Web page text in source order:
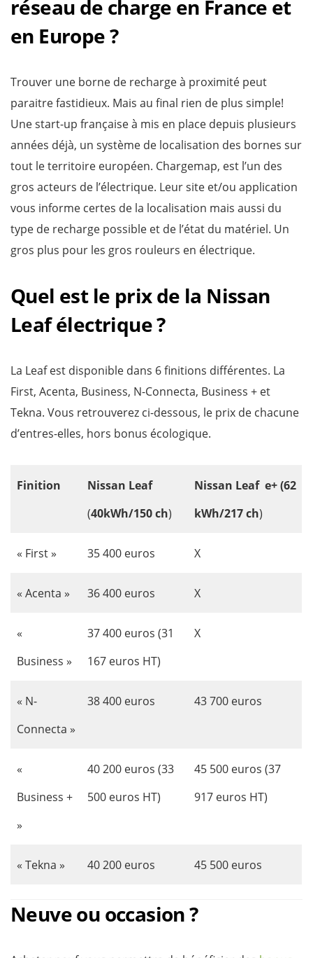
réseau de charge en France et
en Europe ?
Trouver une borne de recharge à proximité peut
paraitre fastidieux. Mais au final rien de plus simple!
Une start-up française à mis en place depuis plusieurs
années déjà, un système de localisation des bornes sur
tout le territoire européen. Chargemap, est l’un des
gros acteurs de l’électrique. Leur site et/ou application
vous informe certes de la localisation mais aussi du
type de recharge possible et de l’état du matériel. Un
gros plus pour les gros rouleurs en électrique.
Quel est le prix de la Nissan
Leaf électrique ?
La Leaf est disponible dans 6 finitions différentes. La
First, Acenta, Business, N-Connecta, Business + et
Tekna. Vous retrouverez ci-dessous, le prix de chacune
d’entres-elles, hors bonus écologique.
Finition
Nissan Leaf
(40kWh/150 ch)
Nissan Leaf e+ (62
kWh/217 ch)
« First » 35 400 euros X
« Acenta » 36 400 euros X
«
Business »
37 400 euros (31
167 euros HT)
X
« N-
Connecta »
38 400 euros 43 700 euros
«
Business +
»
40 200 euros (33
500 euros HT)
45 500 euros (37
917 euros HT)
« Tekna » 40 200 euros 45 500 euros
Neuve ou occasion ?